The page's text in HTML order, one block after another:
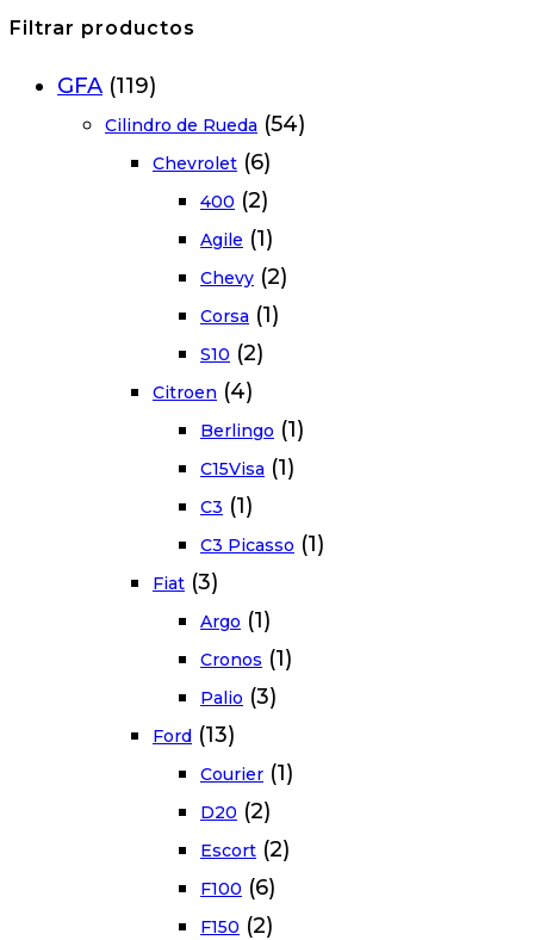
Filtrar productos
GFA (119)
Cilindro de Rueda (54)
Chevrolet (6)
400 (2)
Agile (1)
Chevy (2)
Corsa (1)
S10 (2)
Citroen (4)
Berlingo (1)
C15Visa (1)
C3 (1)
C3 Picasso (1)
Fiat (3)
Argo (1)
Cronos (1)
Palio (3)
Ford (13)
Courier (1)
D20 (2)
Escort (2)
F100 (6)
F150 (2)